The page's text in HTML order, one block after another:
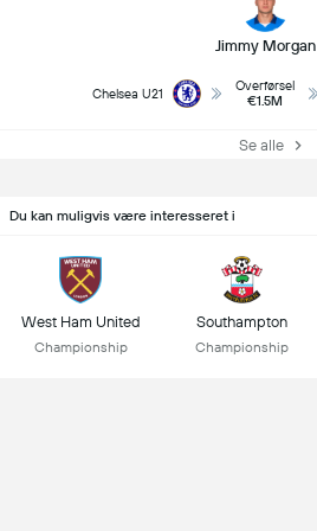
Jimmy Morgan
Chelsea U21
Overførsel
€1.5M
Se alle
Du kan muligvis være interesseret i
West Ham United
Championship
Southampton
Championship